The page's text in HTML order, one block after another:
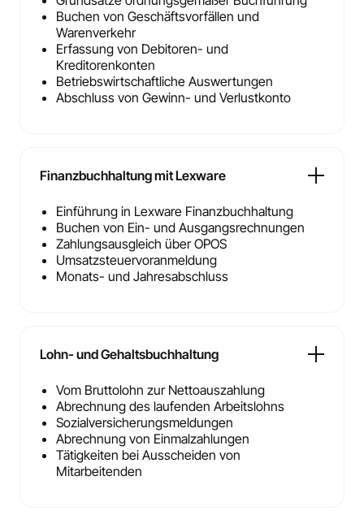
Buchen von Geschäftsvorfällen und
Warenverkehr
Erfassung von Debitoren- und
Kreditorenkonten
Betriebswirtschaftliche Auswertungen
Abschluss von Gewinn- und Verlustkonto
Finanzbuchhaltung mit Lexware
Einführung in Lexware Finanzbuchhaltung
Buchen von Ein- und Ausgangsrechnungen
Zahlungsausgleich über OPOS
Umsatzsteuervoranmeldung
Monats- und Jahresabschluss
Lohn- und Gehaltsbuchhaltung
Vom Bruttolohn zur Nettoauszahlung
Abrechnung des laufenden Arbeitslohns
Sozialversicherungsmeldungen
Abrechnung von Einmalzahlungen
Tätigkeiten bei Ausscheiden von
Mitarbeitenden